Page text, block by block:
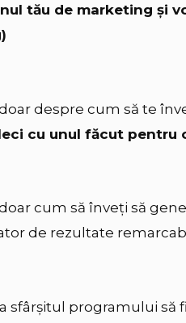
tău de marketing și
despre cum să te
cu unul făcut pentru
cum să înveți să
de rezultate
sfârșitul programului să